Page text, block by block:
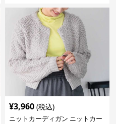
¥3,960 (税込)
ニットカーディガン ニットカー